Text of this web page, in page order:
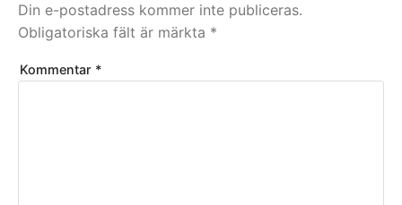
Din e-postadress kommer inte publiceras.
Obligatoriska fält är märkta *
Kommentar *